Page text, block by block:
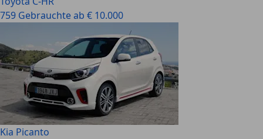
759 Gebrauchte ab € 10.000
Kia Picanto